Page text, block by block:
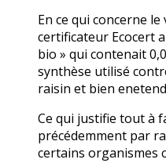
En ce qui concerne
certificateur Ecocert
bio » qui contenait
synthèse utilisé
raisin et bien
Ce qui justifie tout à
précédemment par
certains organismes